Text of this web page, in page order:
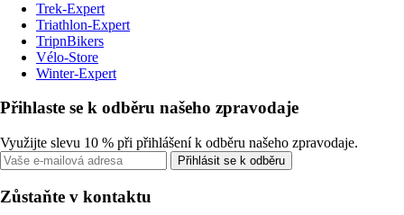
Trek-Expert
Triathlon-Expert
TripnBikers
Vélo-Store
Winter-Expert
Přihlaste se k odběru našeho zpravodaje
Využijte slevu 10 % při přihlášení k odběru našeho zpravodaje.
Přihlásit se k odběru
Zůstaňte v kontaktu